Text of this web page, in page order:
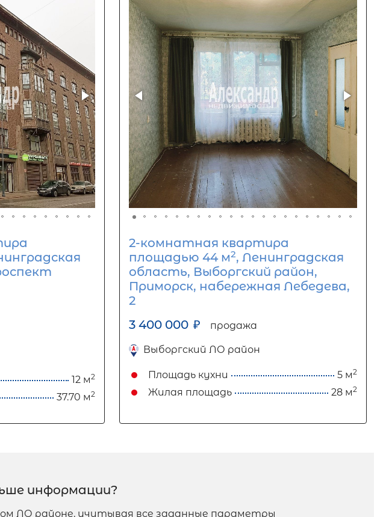
12 м2
37.70 м2
2-комнатная квартира
площадью 44 м2, Ленинградская
область, Выборгский район,
Приморск, набережная Лебедева,
2
3 400 000 ₽ продажа
Выборгский ЛО район
Площадь кухни 5 м2
Жилая площадь 28 м2
информации?
ЛО районе, учитывая все заданные параметры